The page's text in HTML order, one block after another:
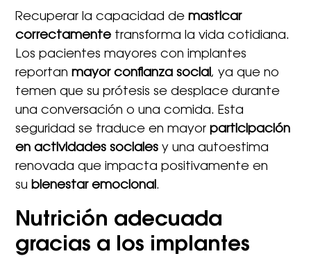
Recuperar la capacidad demasticar
correctamente transforma la vida cotidiana.
Los pacientes mayores con implantes
reportanmayor confianza social, ya que no
temen que su prótesis se desplace durante
una conversación o una comida. Esta
seguridad se traduce en mayor participación
en actividades sociales y una autoestima
renovada que impacta positivamente en
subienestar emocional.
Nutrición adecuada
gracias a los implantes